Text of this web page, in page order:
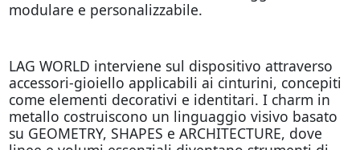
modulare e personalizzabile.
LAG WORLD interviene sul dispositivo attraverso
accessori-gioiello applicabili ai cinturini, concepiti
come elementi decorativi e identitari. I charm in
metallo costruiscono un linguaggio visivo basato
su GEOMETRY, SHAPES e ARCHITECTURE, dove